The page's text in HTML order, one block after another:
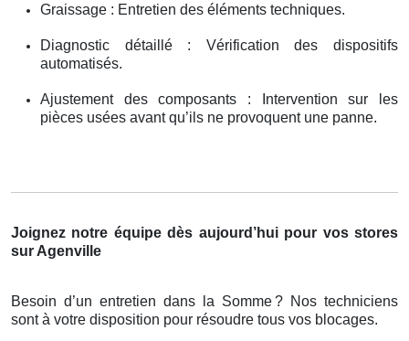
Graissage : Entretien des éléments techniques.
Diagnostic détaillé : Vérification des dispositifs
automatisés.
Ajustement des composants : Intervention sur les
pièces usées avant qu’ils ne provoquent une panne.
Joignez notre équipe dès aujourd’hui pour vos stores
sur Agenville
Besoin d’un entretien dans la Somme? Nos techniciens
sontà votre disposition pour résoudre tous vos blocages.